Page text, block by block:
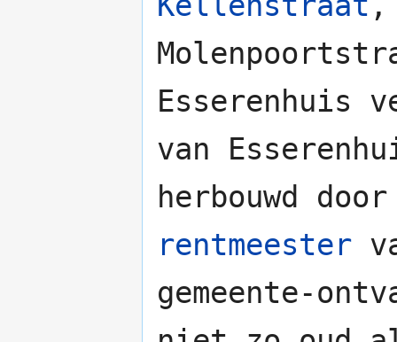
Esserenhuis
van
herbouwd
rentmeester
gemeente-